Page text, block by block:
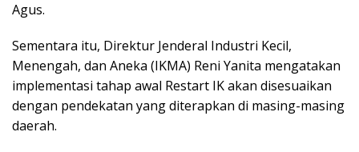
Agus.
Sementara itu, Direktur Jenderal Industri Kecil,
Menengah, dan Aneka (IKMA) Reni Yanita mengatakan
implementasi tahap awal Restart IK akan disesuaikan
dengan pendekatan yang diterapkan di masing-masing
daerah.